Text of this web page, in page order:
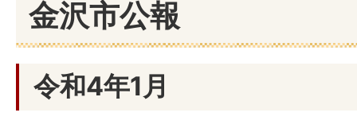
金沢市公報
令和4年1月